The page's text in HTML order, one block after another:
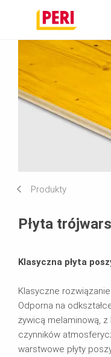
Produkty
Płyta
Klasyczna płyta
Klasyczne
Odporna na
żywicą melaminową, z
czynników
warstwowe płyty